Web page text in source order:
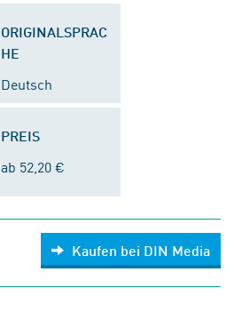
ORIGINALSPRAC
HE
Deutsch
PREIS
ab 52,20 €
Kaufen bei DIN Media